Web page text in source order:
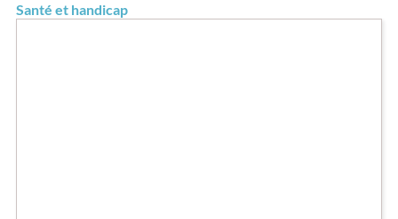
Santé et handicap